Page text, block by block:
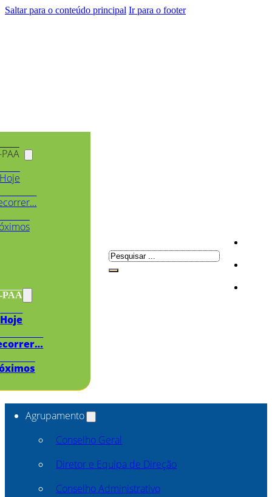
Saltar para o conteúdo principal Ir para o footer
PAA
Hoje
Pesquisar
Agrupamento
Conselho Geral
Diretor e Equipa de Direção
Conselho Administrativo